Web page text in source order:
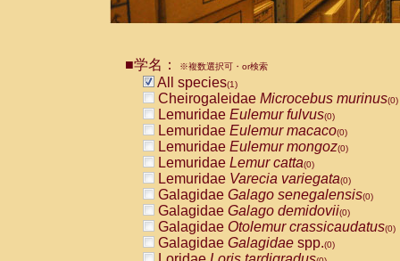
■学名： ※複数選択可・or検索
All species(1)
Cheirogaleidae Microcebus murinus(0)
Lemuridae Eulemur fulvus(0)
Lemuridae Eulemur macaco(0)
Lemuridae Eulemur mongoz(0)
Lemuridae Lemur catta(0)
Lemuridae Varecia variegata(0)
Galagidae Galago senegalensis(0)
Galagidae Galago demidovii(0)
Galagidae Otolemur crassicaudatus(0)
Galagidae Galagidae spp.(0)